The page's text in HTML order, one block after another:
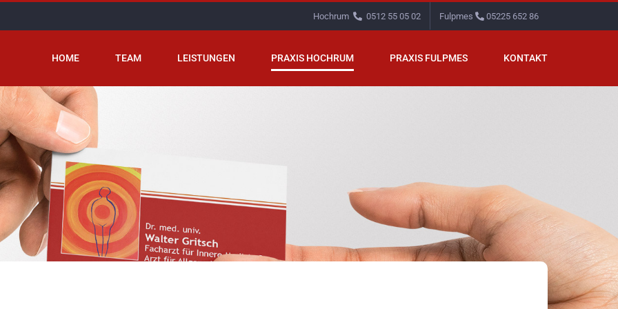
Hochrum 0512 55 05 02 Fulpmes 05225 652 86
HOME TEAM LEISTUNGEN PRAXIS HOCHRUM PRAXIS FULPMES KONTAKT